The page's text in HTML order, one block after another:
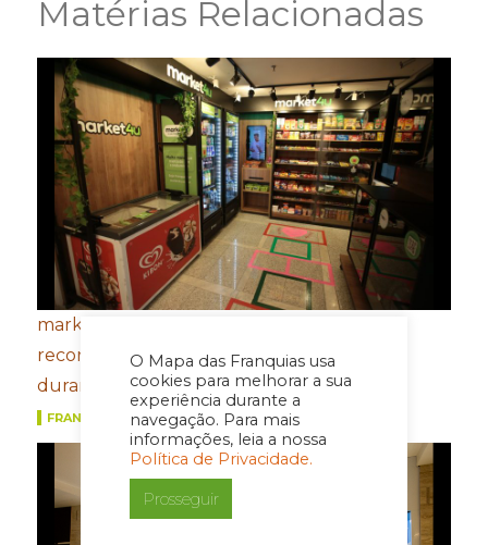
O Mapa das Franquias usa
cookies para melhorar a sua
experiência durante a
navegação. Para mais
informações, leia a nossa
Política de Privacidade.
Prosseguir
Matérias Relacionadas
market4u fecha primeiro semestre com
recordes de expansão, franquias e vendas
durante a Copa do Mundo
FRANQUIAS